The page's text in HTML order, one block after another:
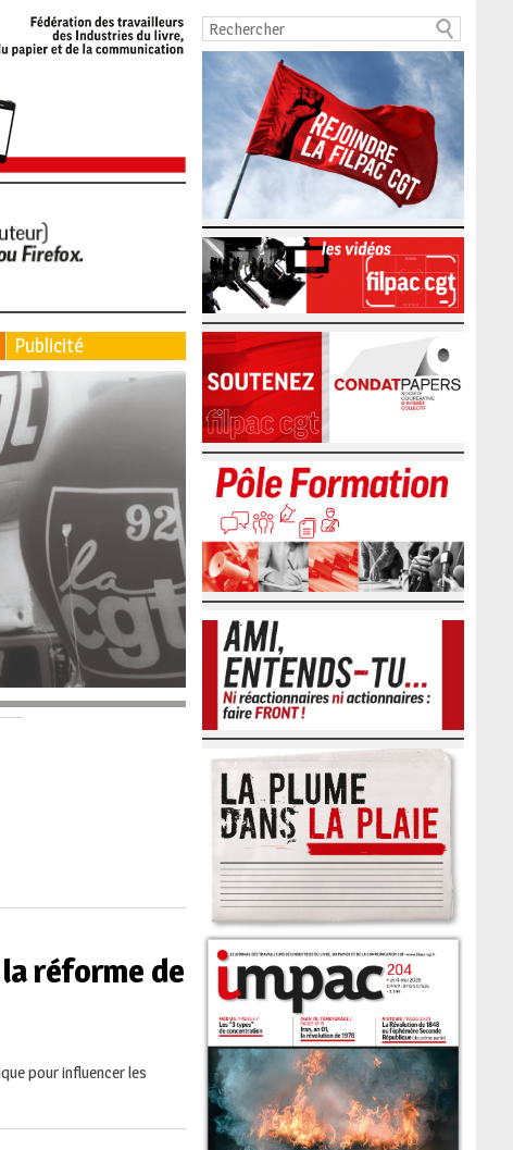
Publicité
réforme de
pour influencer les